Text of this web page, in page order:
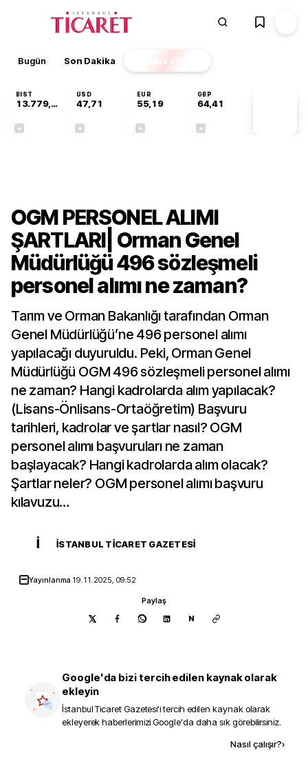
Bugün Son Dakika Finans EKSTRA
BIST
13.779,39
USD
47,71
EUR
55,19
GBP
64,41
OGM PERSONEL ALIMI
ŞARTLARI| Orman Genel
Müdürlüğü 496 sözleşmeli
personel alımı ne zaman?
Tarım ve Orman Bakanlığı tarafından Orman
Genel Müdürlüğü’ne 496 personel alımı
yapılacağı duyuruldu. Peki, Orman Genel
Müdürlüğü OGM 496 sözleşmeli personel alımı
ne zaman? Hangi kadrolarda alım yapılacak?
(Lisans-Önlisans-Ortaöğretim) Başvuru
tarihleri, kadrolar ve şartlar nasıl? OGM
personel alımı başvuruları ne zaman
başlayacak? Hangi kadrolarda alım olacak?
Şartlar neler? OGM personel alımı başvuru
kılavuzu…
İ İSTANBUL TICARET GAZETESI
Yayınlanma 19.11.2025, 09:52
Paylaş
N
Google'da bizi tercih edilen kaynak olarak
ekleyin
İstanbul Ticaret Gazetesi'i tercih edilen kaynak olarak
ekleyerek haberlerimizi Google'da daha sık görebilirsiniz.
Nasıl çalışır?›